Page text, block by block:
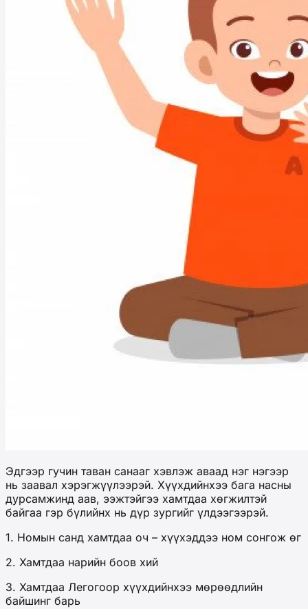
Эдгээр гучин таван санааг хэвлэж аваад нэг нэгээр
нь заавал хэрэгжүүлээрэй. Хүүхдийнхээ бага насны
дурсамжинд аав, ээжтэйгээ хамтдаа хөгжилтэй
байгаа гэр бүлийнх нь дүр зургийг үлдээгээрэй.
1. Номын санд хамтдаа оч – хүүхэддээ ном сонгож өг
2. Хамтдаа нарийн боов хий
3. Хамтдаа Легогоор хүүхдийнхээ мөрөөдлийн
байшинг барь